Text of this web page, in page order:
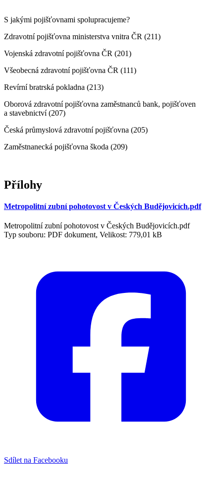
S jakými pojišťovnami spolupracujeme?
Zdravotní pojišťovna ministerstva vnitra ČR (211)
Vojenská zdravotní pojišťovna ČR (201)
Všeobecná zdravotní pojišťovna ČR (111)
Revírní bratrská pokladna (213)
Oborová zdravotní pojišťovna zaměstnanců bank, pojišťoven
a stavebnictví (207)
Česká průmyslová zdravotní pojišťovna (205)
Zaměstnanecká pojišťovna škoda (209)
Přílohy
Metropolitní zubní pohotovost v Českých Budějovicích.pdf
Metropolitní zubní pohotovost v Českých Budějovicích.pdf
Typ souboru: PDF dokument, Velikost: 779,01 kB
Sdílet na Facebooku